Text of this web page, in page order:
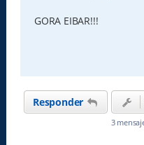
GORA EIBAR!!!
Responder
3